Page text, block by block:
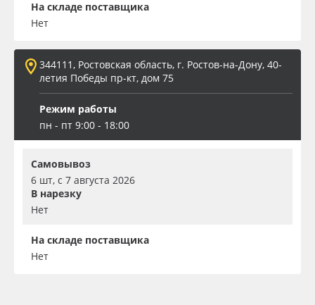
На складе поставщика
Нет
344111, Ростовская область, г. Ростов-на-Дону, 40-
летия Победы пр-кт, дом 75
Режим работы
пн - пт 9:00 - 18:00
Самовывоз
6 шт, с 7 августа 2026
В нарезку
Нет
На складе поставщика
Нет